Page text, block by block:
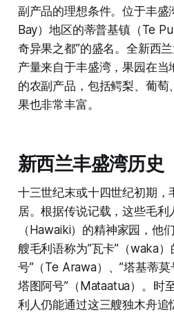
副产品的理想条件。位于丰
Bay）地区的蒂普基镇（Te
奇异果之都”的盛名。全新西
产量来自于丰盛湾，果园在
的农副产品，包括鳄梨、葡萄
果也非常丰富。
新西兰丰盛湾历史
十三世纪末或十四世纪初期，
居。根据传说记载，这些毛利
（Hawaiki）的精神家园，他
艘毛利语称为”瓦卡”（waka
号”（Te Arawa）、”塔基蒂莫
塔图阿号”（Mataatua）。时
利人仍能通过这三艘独木舟追